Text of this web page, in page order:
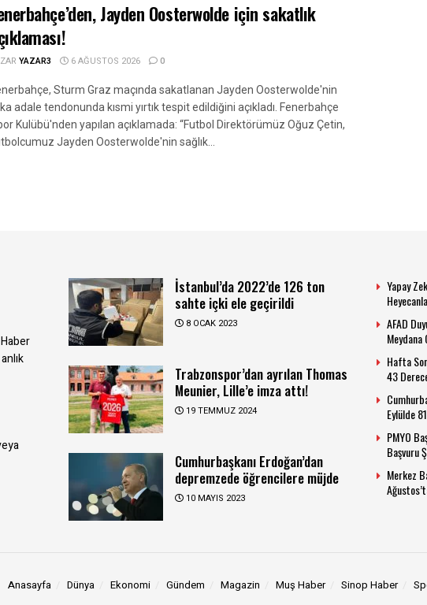
Jayden Oosterwolde için sakatlık
YAZAR3 6 AĞUSTOS 2026 0
Sturm Graz maçında sakatlanan Jayden Oosterwolde'nin
adale tendonunda kısmi yırtık tespit edildiğini açıkladı. Fenerbahçe
Kulübü'nden yapılan açıklamada: “Futbol Direktörümüz Oğuz Çetin,
Jayden Oosterwolde'nin sağlık...
İstanbul’da 2022’de 126 ton
sahte içki ele geçirildi
8 OCAK 2023
Trabzonspor’dan ayrılan Thomas
Meunier, Lille’e imza attı!
19 TEMMUZ 2024
Cumhurbaşkanı Erdoğan’dan
depremzede öğrencilere müjde
10 MAYIS 2023
Yapay
AFAD
Meydana
Hafta
43
Eylülde
PMYO
Başvuru
Merkez
Anasayfa Dünya Ekonomi Gündem Magazin Muş Haber Sinop Haber